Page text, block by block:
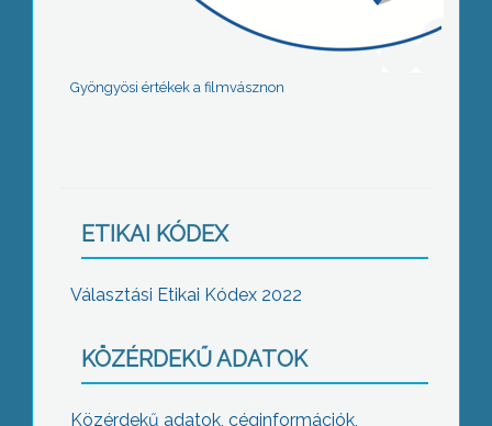
Gyöngyösi értékek a filmvásznon
ETIKAI KÓDEX
Választási Etikai Kódex 2022
KÖZÉRDEKŰ ADATOK
Közérdekű adatok, céginformációk,